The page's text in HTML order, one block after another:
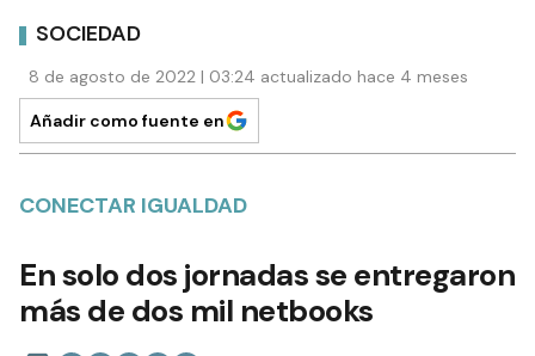
SOCIEDAD
8 de agosto de 2022 | 03:24 actualizado hace 4 meses
Añadir como fuente en
CONECTAR IGUALDAD
En solo dos jornadas se entregaron
más de dos mil netbooks